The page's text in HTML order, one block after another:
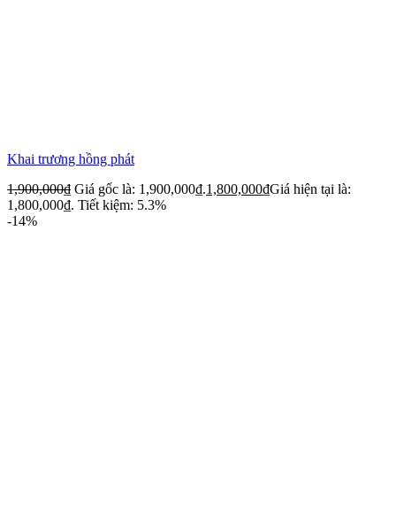
Khai trương hồng phát
1,900,000₫ Giá gốc là: 1,900,000₫.1,800,000₫Giá hiện tại là:
1,800,000₫. Tiết kiệm: 5.3%
-14%